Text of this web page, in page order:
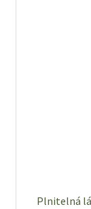
Plnitelná